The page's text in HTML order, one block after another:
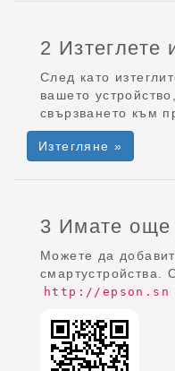
2 Изтеглете
След като
вашето
свързването към
Изтегляне »
3 Имате още
Можете да
смартустройства.
http://epson.sn